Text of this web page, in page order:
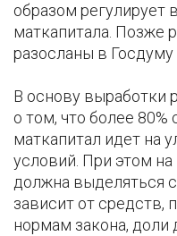
образом регулирует
маткапитала. Позже
разосланы в
В основу выработки
о том, что более
маткапитал идет на
условий. При этом
должна выделяться
зависит от средств,
нормам закона,